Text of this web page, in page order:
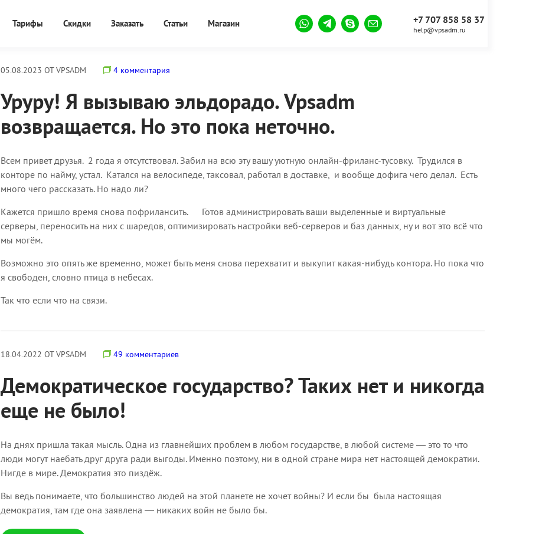
Тарифы Скидки Заказать Статьи Магазин +7 707 858 58 37
help@vpsadm.ru
05.08.2023 ОТ VPSADM 4 комментария
Уруру! Я вызываю эльдорадо. Vpsadm
возвращается. Но это пока неточно.
Всем привет друзья. 2 года я отсутствовал. Забил на всю эту вашу уютную онлайн-фриланс-тусовку. Трудился в
конторе по найму, устал. Катался на велосипеде, таксовал, работал в доставке, и вообще дофига чего делал. Есть
много чего рассказать. Но надо ли?
Кажется пришло время снова пофрилансить. Готов администрировать ваши выделенные и виртуальные
серверы, переносить на них с шаредов, оптимизировать настройки веб-серверов и баз данных, ну и вот это всё что
мы могём.
Возможно это опять же временно, может быть меня снова перехватит и выкупит какая-нибудь контора. Но пока что
я свободен, словно птица в небесах.
Так что если что на связи.
18.04.2022 ОТ VPSADM 49 комментариев
Демократическое государство? Таких нет и никогда
еще не было!
На днях пришла такая мысль. Одна из главнейших проблем в любом государстве, в любой системе — это то что
люди могут наебать друг друга ради выгоды. Именно поэтому, ни в одной стране мира нет настоящей демократии.
Нигде в мире. Демократия это пиздёж.
Вы ведь понимаете, что большинство людей на этой планете не хочет войны? И если бы была настоящая
демократия, там где она заявлена — никаких войн не было бы.